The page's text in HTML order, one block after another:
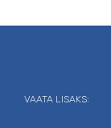
VAATA LISAKS: